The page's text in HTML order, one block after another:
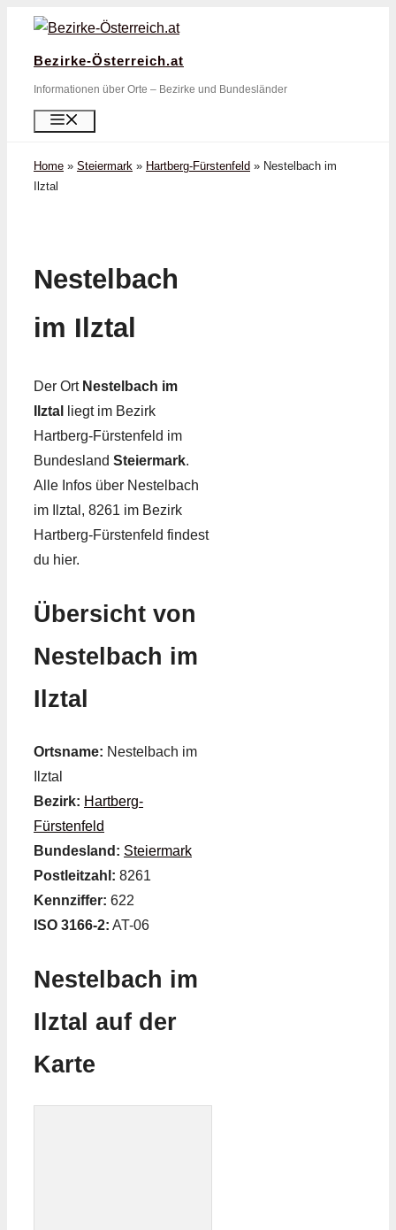
Zum
springen
Bezirke-Österreich.at
Informationen über Orte – Bezirke und Bundesländer
Home » Steiermark » Hartberg-Fürstenfeld » Nestelbach im
Ilztal
Nestelbach
im Ilztal
Der Ort Nestelbach im
Ilztal
liegt im Bezirk
Hartberg-Fürstenfeld im
Bundesland Steiermark.
Alle Infos über Nestelbach
im Ilztal, 8261 im Bezirk
Hartberg-Fürstenfeld findest
du hier.
Übersicht von
Nestelbach im
Ilztal
Ortsname: Nestelbach im
Ilztal
Bezirk: Hartberg-
Fürstenfeld
Bundesland: Steiermark
Postleitzahl: 8261
Kennziffer: 622
ISO 3166-2: AT-06
Nestelbach im
Ilztal auf der
Karte